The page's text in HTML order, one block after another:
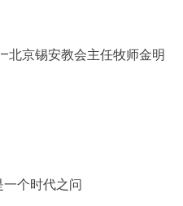
北京锡安教会主任牧师金明
个时代之问